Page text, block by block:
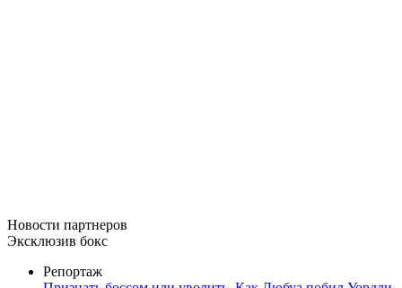
Новости партнеров
Эксклюзив бокс
Репортаж